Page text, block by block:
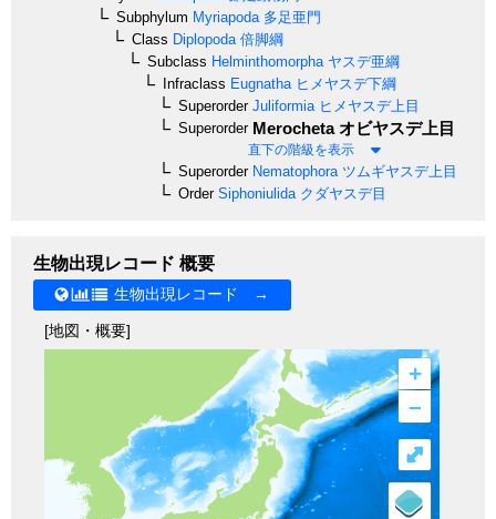
Subphylum Myriapoda 多足亜門
Class Diplopoda 倍脚綱
Subclass Helminthomorpha ヤスデ亜綱
Infraclass Eugnatha ヒメヤスデ下綱
SuperorderJuliformia ヒメヤスデ上目
SuperorderMerochetaオビヤスデ上目
直下の階級を表示
SuperorderNematophora ツムギヤスデ上目
OrderSiphoniulida クダヤスデ目
生物出現レコード 概要
生物出現レコード →
[地図・概要]
+
–
⤢